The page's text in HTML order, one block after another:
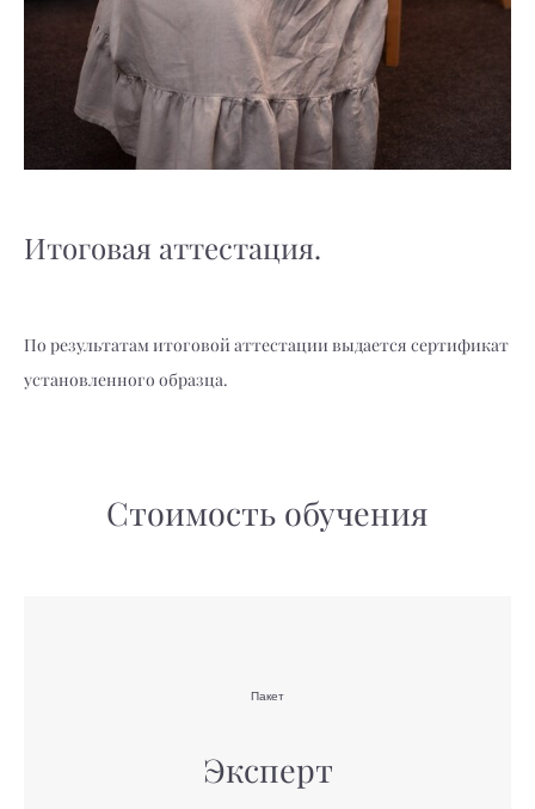
Итоговая аттестация.
По результатам итоговой аттестации выдается сертификат
установленного образца.
Стоимость обучения
Пакет
Эксперт